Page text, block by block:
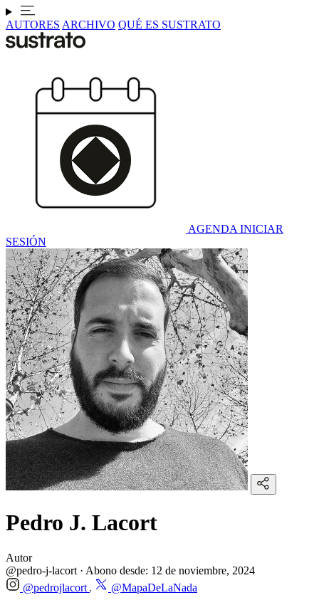
AUTORES ARCHIVO QUÉ ES SUSTRATO
AGENDA INICIAR
SESIÓN
Pedro J. Lacort
Autor
@pedro-j-lacort · Abono desde: 12 de noviembre, 2024
@pedrojlacort
@MapaDeLaNada